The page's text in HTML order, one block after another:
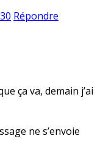
Répondre
ça va, demain j’ai
ne s’envoie